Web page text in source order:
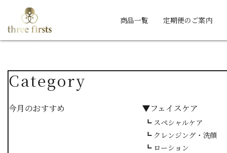
商品一覧 定期便のご案内
Category
今月のおすすめ ▼フェイスケア
┗ スペシャルケア
┗ クレンジング・洗顔
┗ ローション